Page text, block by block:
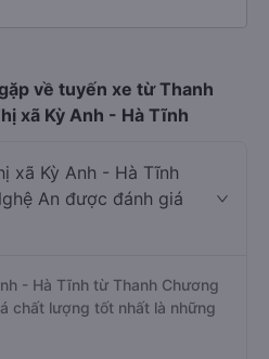
về tuyến xe từ Thanh
xã Kỳ Anh - Hà Tĩnh
xã Kỳ Anh - Hà Tĩnh
An được đánh giá
- Hà Tĩnh từ Thanh Chương
chất lượng tốt nhất là những